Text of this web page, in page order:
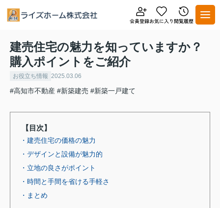
建売住宅の魅力を知っていますか？
購入ポイントをご紹介
お役立ち情報 2025.03.06
#高知市不動産 #新築建売 #新築一戸建て
【目次】
・建売住宅の価格の魅力
・デザインと設備が魅力的
・立地の良さがポイント
・時間と手間を省ける手軽さ
・まとめ